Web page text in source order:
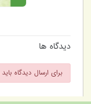
دیدگاه ها
برای ارسال دیدگاه باید